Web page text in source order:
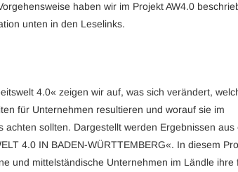
haben wir im Projekt AW4.0
unten in den Leselinks.
4.0« zeigen wir auf, was sich verändert,
für Unternehmen resultieren und worauf sie im
achten sollten. Dargestellt werden Ergebnissen aus
4.0 IN BADEN-WÜRTTEMBERG«. In diesem
und mittelständische Unternehmen im Ländle ihre